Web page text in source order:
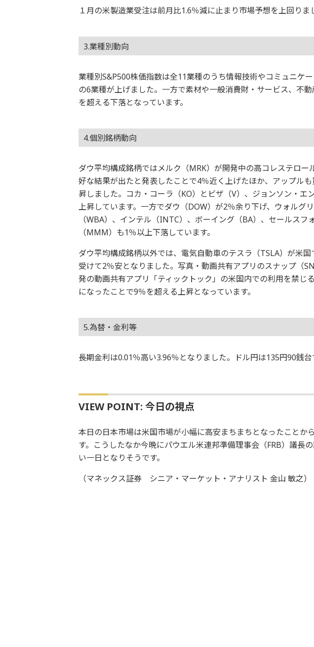
１月の米製造業受注は前月比1.6％減に止まり市場予想を上回りま
3.業種別動向
業種別S&P500株価指数は全11業種のうち情報技術やコミュニケ
の6業種が上げました。一方で素材や一般消費財・サービス、不
を超える下落となっています。
4.個別銘柄動向
ダウ平均構成銘柄ではメルク（MRK）が開発中の高コレステロー
好な結果が出たと発表したことで4％近く上げたほか、アップル
昇しました。コカ・コーラ（KO）とビザ（V）、ジョンソン・エ
上昇しています。一方でダウ（DOW）が2％余り下げ、ウォルグ
（WBA）、インテル（INTC）、ボーイング（BA）、セールスフ
（MMM）も1％以上下落しています。
ダウ平均構成銘柄以外では、電気自動車のテスラ（TSLA）が米
受けて2％安となりました。写真・動画共有アプリのスナップ（
発の動画共有アプリ「ティックトック」の米国内での利用を禁じ
になったことで9％を超える上昇となっています。
5.為替・金利等
長期金利は0.01％高い3.96％となりました。ドル円は135円90銭台
VIEW POINT: 今日の視点
本日の日本市場は米国市場が小幅に高安まちまちとなったことか
す。こうしたなか今晩にパウエル米連邦準備理事会（FRB）議長
い一日となりそうです。
（マネックス証券 シニア・マーケット・アナリスト 金山 敏之）